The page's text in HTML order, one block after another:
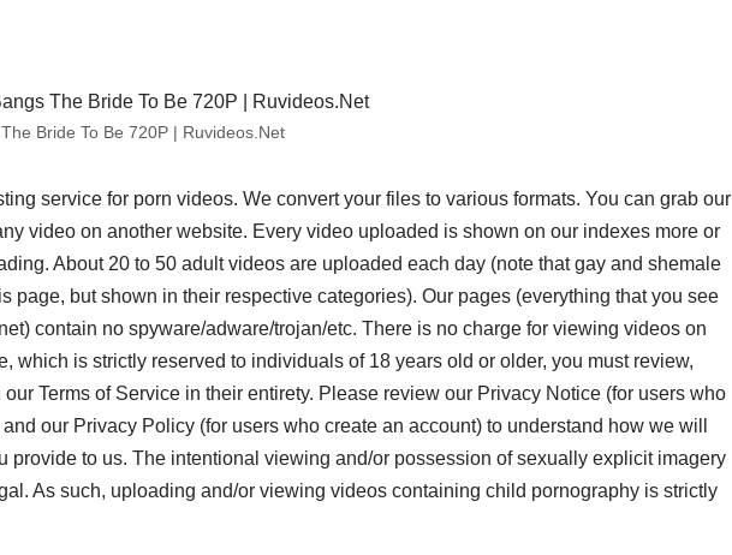
Bride To Be 720P | Ruvideos.Net
service for porn videos. We convert your files to various formats. You can grab our
video on another website. Every video uploaded is shown on our indexes more or
About 20 to 50 adult videos are uploaded each day (note that gay and shemale
page, but shown in their respective categories). Our pages (everything that you see
contain no spyware/adware/trojan/etc. There is no charge for viewing videos on
which is strictly reserved to individuals of 18 years old or older, you must review,
Terms of Service in their entirety. Please review our Privacy Notice (for users who
our Privacy Policy (for users who create an account) to understand how we will
provide to us. The intentional viewing and/or possession of sexually explicit imagery
As such, uploading and/or viewing videos containing child pornography is strictly